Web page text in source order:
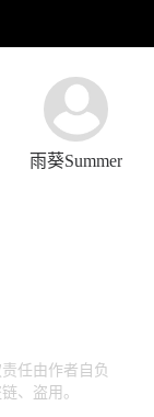
雨葵Summer
任由作者自负
、盗用。